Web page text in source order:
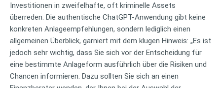
Investitionen in zweifelhafte, oft kriminelle Assets
überreden. Die authentische ChatGPT-Anwendung gibt keine
konkreten Anlageempfehlungen, sondern lediglich einen
allgemeinen Überblick, garniert mit dem klugen Hinweis: „Es ist
jedoch sehr wichtig, dass Sie sich vor der Entscheidung für
eine bestimmte Anlageform ausführlich über die Risiken und
Chancen informieren. Dazu sollten Sie sich an einen